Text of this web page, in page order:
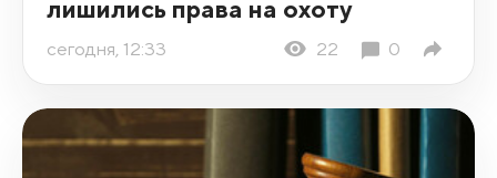
лишились права на охоту
сегодня, 12:33 22 0